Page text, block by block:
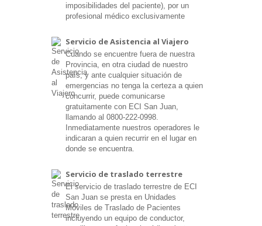
imposibilidades del paciente), por un
profesional médico exclusivamente
Servicio de Asistencia al Viajero
Cuando se encuentre fuera de nuestra
Provincia, en otra ciudad de nuestro
país, y ante cualquier situación de
emergencias no tenga la certeza a quien
concurrir, puede comunicarse
gratuitamente con ECI San Juan,
llamando al 0800-222-0998.
Inmediatamente nuestros operadores le
indicaran a quien recurrir en el lugar en
donde se encuentra.
Servicio de traslado terrestre
El servicio de traslado terrestre de ECI
San Juan se presta en Unidades
Móviles de Traslado de Pacientes
incluyendo un equipo de conductor,